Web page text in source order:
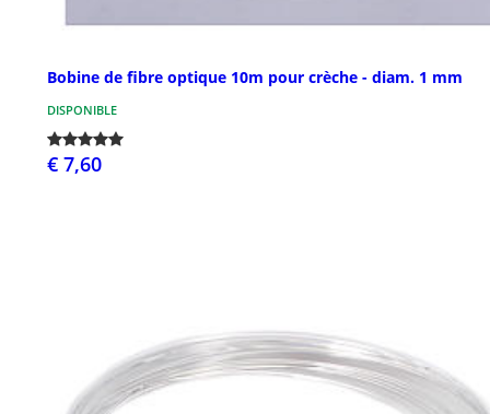
Bobine de fibre optique 10m pour crèche - diam. 1 mm
DISPONIBLE
€ 7,60